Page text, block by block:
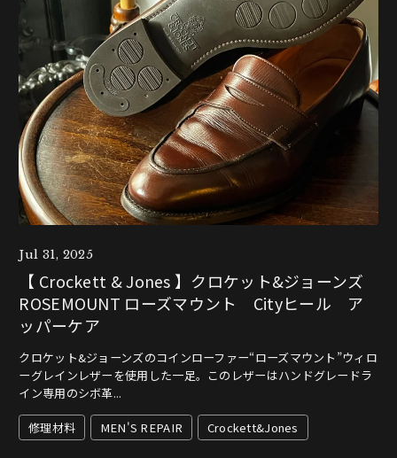
Jul 31, 2025
【 Crockett & Jones 】クロケット&ジョーンズ
ROSEMOUNT ローズマウント Cityヒール ア
ッパーケア
クロケット&ジョーンズのコインローファー“ローズマウント”ウィロ
ーグレインレザーを使用した一足。このレザーはハンドグレードラ
イン専用のシボ革...
修理材料 MEN'S REPAIR Crockett&Jones